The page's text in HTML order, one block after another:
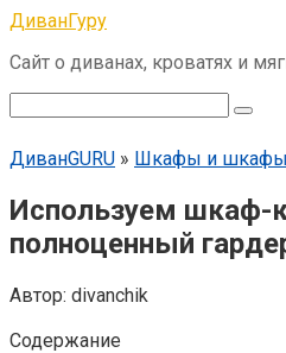
Перейти
контенту
ДиванГуру
Сайт о диванах, кроватях и
ДиванGURU » Шкафы и
Используем шкаф-
полноценный
Автор: divanchik
Содержание